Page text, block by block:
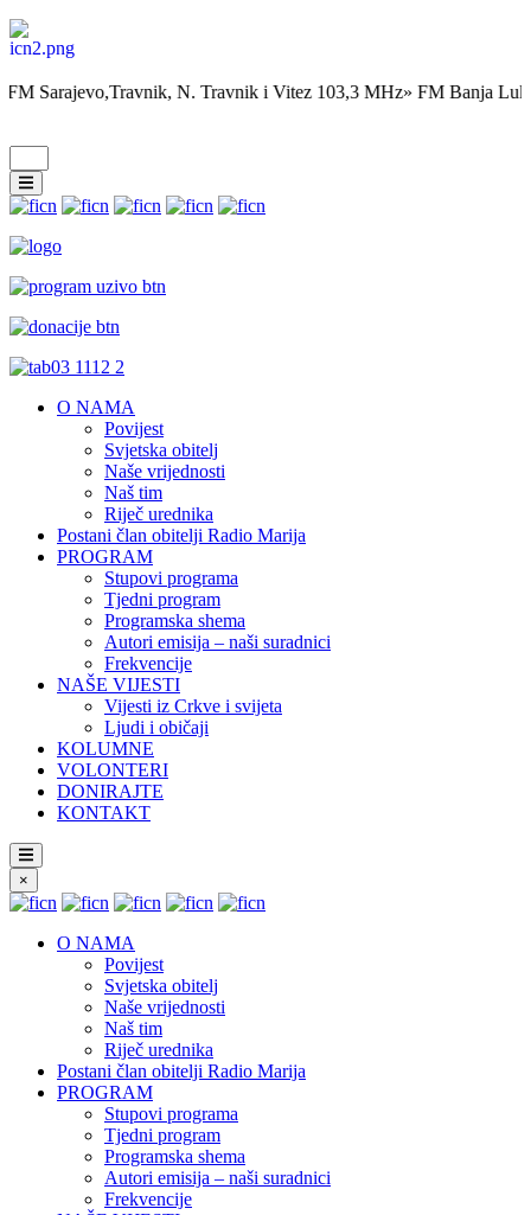
Sarajevo,Travnik, N. Travnik i Vitez 103,3 MHz» FM Banja
O NAMA
Povijest
Svjetska obitelj
Naše vrijednosti
Naš tim
Riječ urednika
Postani član obitelji Radio Marija
PROGRAM
Stupovi programa
Tjedni program
Programska shema
Autori emisija – naši suradnici
Frekvencije
NAŠE VIJESTI
Vijesti iz Crkve i svijeta
Ljudi i običaji
KOLUMNE
VOLONTERI
DONIRAJTE
KONTAKT
×
O NAMA
Povijest
Svjetska obitelj
Naše vrijednosti
Naš tim
Riječ urednika
Postani član obitelji Radio Marija
PROGRAM
Stupovi programa
Tjedni program
Programska shema
Autori emisija – naši suradnici
Frekvencije